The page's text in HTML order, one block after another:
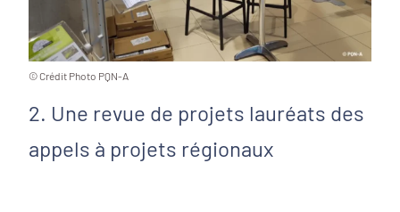
© Crédit Photo PQN-A
2. Une revue de projets lauréats des
appels à projets régionaux